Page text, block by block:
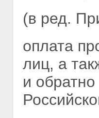
(в ред.
оплата
лиц, а
и